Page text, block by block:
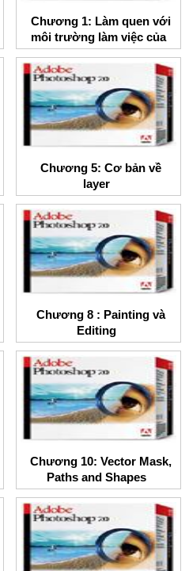
Chương 1: Làm quen với
môi trường làm việc của
Photoshop
Chương 5: Cơ bản về
layer
Chương 8 : Painting và
Editing
Chương 10: Vector Mask,
Paths and Shapes